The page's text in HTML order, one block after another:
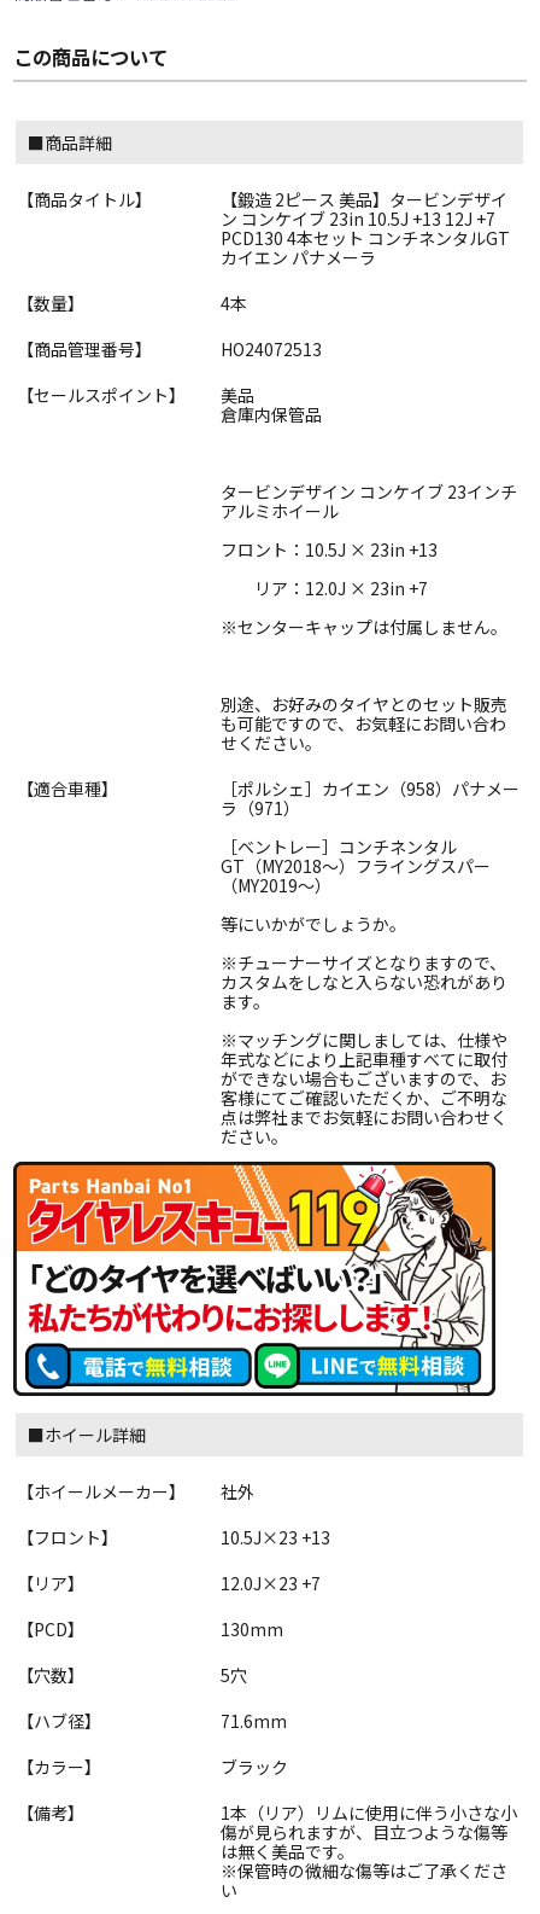
この商品について
■商品詳細
【商品タイトル】
【鍛造 2ピース 美品】タービンデザイ
ン コンケイブ 23in 10.5J +13 12J +7
PCD130 4本セット コンチネンタルGT
カイエン パナメーラ
【数量】
4本
【商品管理番号】
HO24072513
【セールスポイント】
美品
倉庫内保管品
タービンデザイン コンケイブ 23インチ
アルミホイール
フロント：10.5J × 23in +13
リア：12.0J × 23in +7
※センターキャップは付属しません。
別途、お好みのタイヤとのセット販売
も可能ですので、お気軽にお問い合わ
せください。
【適合車種】
［ポルシェ］カイエン（958）パナメー
ラ（971）
［ベントレー］コンチネンタル
GT（MY2018〜）フライングスパー
（MY2019〜）
等にいかがでしょうか。
※チューナーサイズとなりますので、
カスタムをしなと入らない恐れがあり
ます。
※マッチングに関しましては、仕様や
年式などにより上記車種すべてに取付
ができない場合もございますので、お
客様にてご確認いただくか、ご不明な
点は弊社までお気軽にお問い合わせく
ださい。
■ホイール詳細
【ホイールメーカー】
社外
【フロント】
10.5J×23 +13
【リア】
12.0J×23 +7
【PCD】
130mm
【穴数】
5穴
【ハブ径】
71.6mm
【カラー】
ブラック
【備考】
1本（リア）リムに使用に伴う小さな小
傷が見られますが、目立つような傷等
は無く美品です。
※保管時の微細な傷等はご了承くださ
い